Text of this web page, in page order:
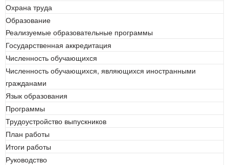
Охрана труда
Образование
Реализуемые образовательные программы
Государственная аккредитация
Численность обучающихся
Численность обучающихся, являющихся иностранными
гражданами
Язык образования
Программы
Трудоустройство выпускников
План работы
Итоги работы
Руководство